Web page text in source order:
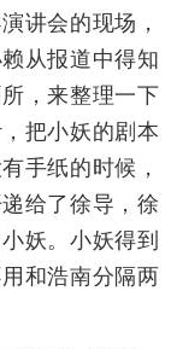
讲会的现场，
从报道中得知
，来整理一下
把小妖的剧本
手纸的时候，
给了徐导，徐
妖。小妖得到
和浩南分隔两